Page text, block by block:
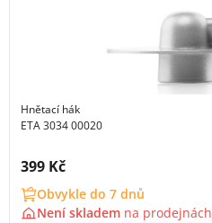
Hnětací hák
ETA 3034 00020
Cena s DPH:
399 Kč
Obvykle do 7 dnů
Není skladem na prodejnách